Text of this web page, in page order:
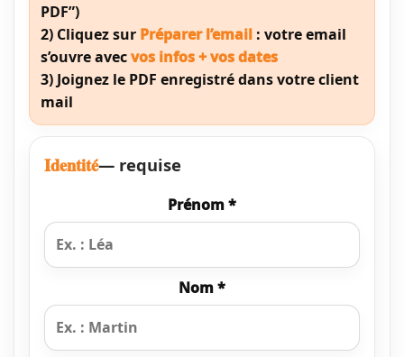
PDF”)
2) Cliquez sur Préparer l’email : votre email
s’ouvre avecvos infos + vos dates
3) Joignez le PDF enregistré dans votre client
mail
Identité— requise
Prénom *
Nom *